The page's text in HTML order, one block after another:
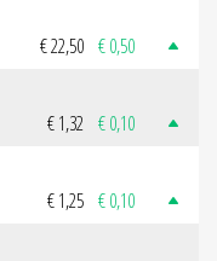
€ 22,50 € 0,50
€ 1,32 € 0,10
€ 1,25 € 0,10